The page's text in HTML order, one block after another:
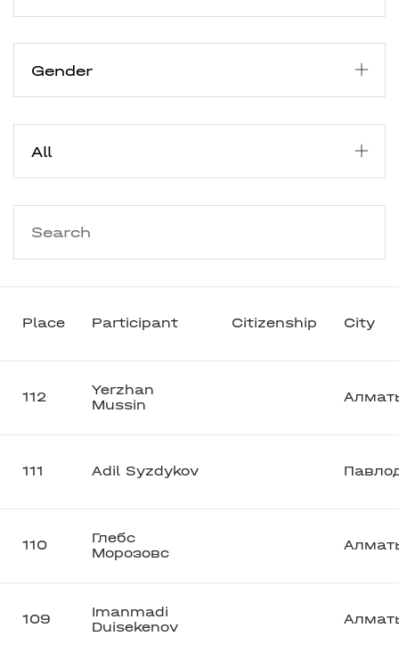
Place Participant Citizenship City
112
Yerzhan
Mussin
111 Adil Syzdykov
110
Глебс
Морозовс
109
Imanmadi
Duisekenov